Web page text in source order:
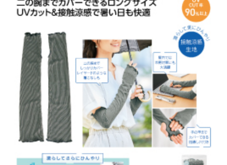
おります。
詳細はこちら
2025年12月04日 お知らせ
佐川急便の集荷制限による配達遅延の可能性について
日頃はサイクルメンバー倶楽部をご利用頂き、誠にありがとうございま
す。
一部報道にもありましたが、12/4(木)に佐川急便が北海道・九州を除く地
域について集荷を制限するとの通達がありました。
配達は通常通り行われるとの事ですが、集荷に制限をかけた影響で商品の
お届けが遅れる可能性がございます。